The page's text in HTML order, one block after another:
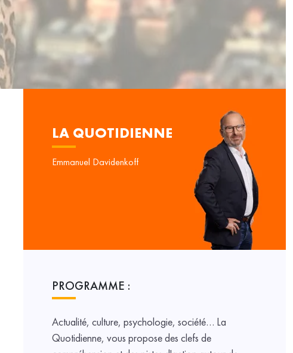
LA QUOTIDIENNE
Emmanuel Davidenkoff
PROGRAMME :
Actualité, culture, psychologie, société… La
Quotidienne, vous propose des clefs de